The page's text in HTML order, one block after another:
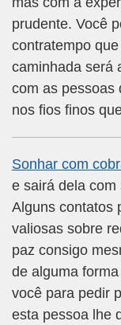
prudente. Você
contratempo
caminhada será
com as pessoas
nos fios finos
Sonhar com
e sairá dela com
Alguns contatos
valiosas sobre
paz consigo
de alguma
você para pedir
esta pessoa lhe